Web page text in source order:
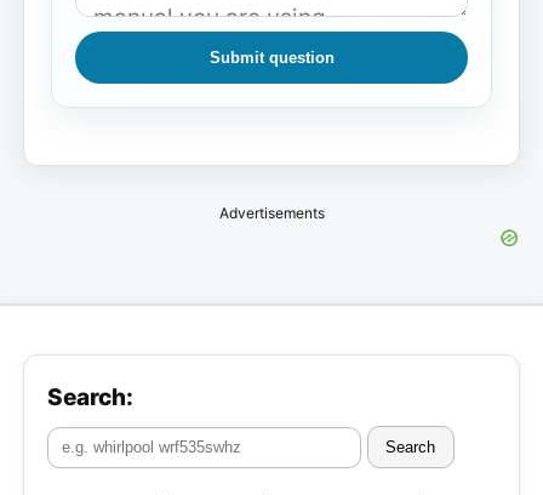
Submit question
Advertisements
Search:
Search